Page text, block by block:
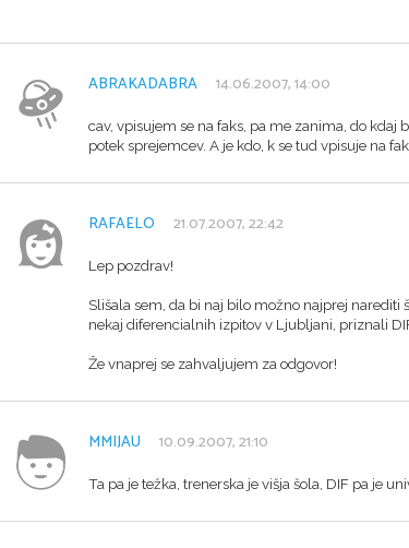
ABRAKADABRA 14.06.2007, 14:00
cav, vpisujem se na faks, pa me zanima, do
potek sprejemcev. A je kdo, k se tud vpisuje na
RAFAELO 21.07.2007, 22:42
Lep pozdrav!
Slišala sem, da bi naj bilo možno najprej narediti
nekaj diferencialnih izpitov v Ljubljani, priznali
Že vnaprej se zahvaljujem za odgovor!
MMIJAU 10.09.2007, 21:10
Ta pa je težka, trenerska je višja šola, DIF pa je